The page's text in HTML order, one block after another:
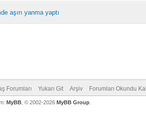
aşırı yanma yaptı
Forumları Yukarı Git Arşiv Forumları Okundu
MyBB , © 2002-2026 MyBB Group